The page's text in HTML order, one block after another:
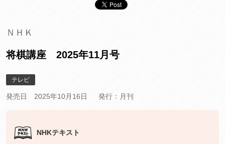
ＮＨＫ
将棋講座 2025年11月号
テレビ
発売日 2025年10月16日 発行：月刊
NHKテキスト